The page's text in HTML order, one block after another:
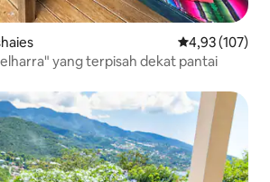
Nilai rata-rata
4,93 (107)
yang terpisah dekat pantai